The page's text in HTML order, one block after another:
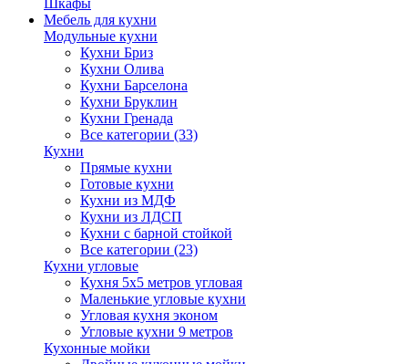
Шкафы
Мебель для кухни
Модульные кухни
Кухни Бриз
Кухни Олива
Кухни Барселона
Кухни Бруклин
Кухни Гренада
Все категории (33)
Кухни
Прямые кухни
Готовые кухни
Кухни из МДФ
Кухни из ЛДСП
Кухни с барной стойкой
Все категории (23)
Кухни угловые
Кухня 5х5 метров угловая
Маленькие угловые кухни
Угловая кухня эконом
Угловые кухни 9 метров
Кухонные мойки